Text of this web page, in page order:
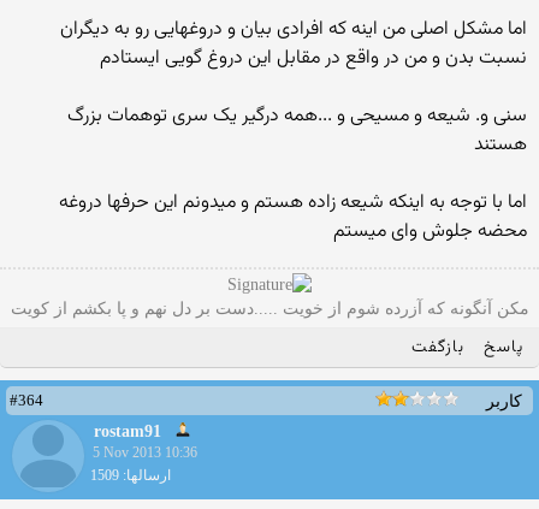
اما مشکل اصلی من اینه که افرادی بیان و دروغهایی رو به دیگران
نسبت بدن و من در واقع در مقابل این دروغ گویی ایستادم
سنی و. شیعه و مسیحی و ...همه درگیر یک سری توهمات بزرگ
هستند
اما با توجه به اینکه شیعه زاده هستم و میدونم این حرفها دروغه
محضه جلوش وای میستم
مکن آنگونه که آزرده شوم از خویت .....دست بر دل نهم و پا بکشم از کویت
پاسخ بازگفت
کاربر
#364
rostam91
5 Nov 2013 10:36
ارسالها: 1509